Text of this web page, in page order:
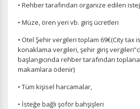
• Rehber tarafından organize edilen
• Müze, ören yeri vb. giriş ücretleri
• Otel Şehir vergileri toplam 69€(City tax
konaklama vergileri, şehir giriş
başlangıcında rehber tarafından
makamlara ödenir)
• Tüm kişisel harcamalar,
• İsteğe bağlı şoför bahşişleri